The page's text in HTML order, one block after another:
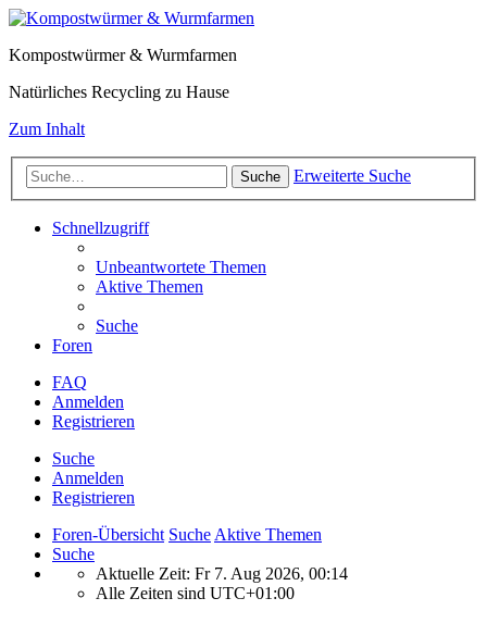
Kompostwürmer & Wurmfarmen
Natürliches Recycling zu Hause
Zum Inhalt
Suche Erweiterte Suche
Schnellzugriff
Unbeantwortete Themen
Aktive Themen
Suche
Foren
FAQ
Anmelden
Registrieren
Suche
Anmelden
Registrieren
Foren-Übersicht Suche Aktive Themen
Suche
Aktuelle Zeit: Fr 7. Aug 2026, 00:14
Alle Zeiten sind UTC+01:00